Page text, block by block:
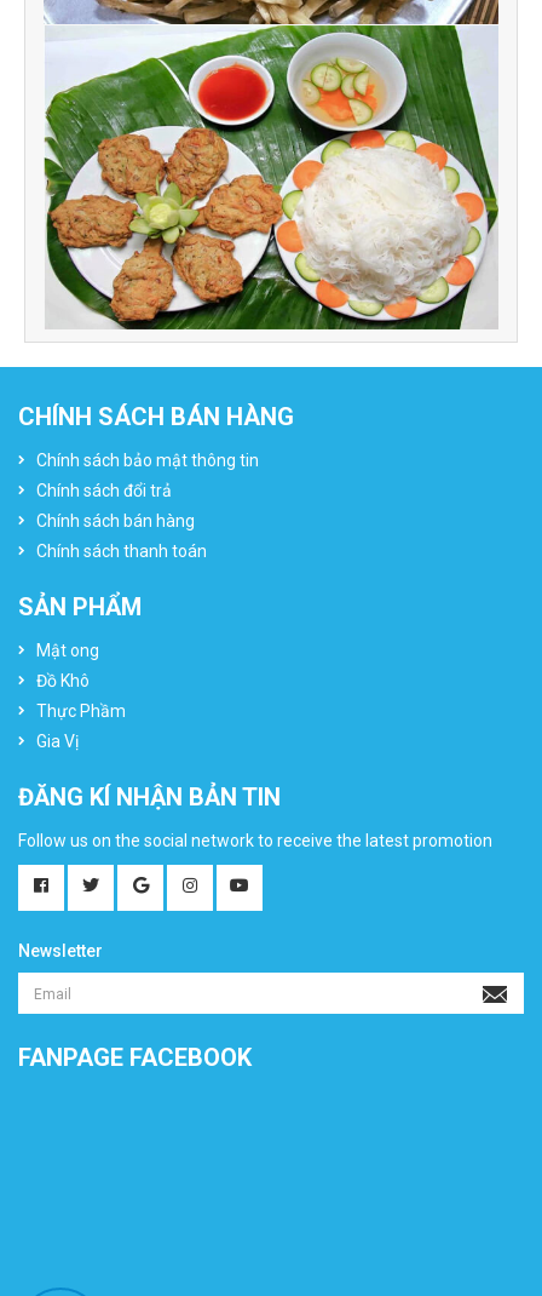
CHÍNH SÁCH BÁN HÀNG
Chính sách bảo mật thông tin
Chính sách đổi trả
Chính sách bán hàng
Chính sách thanh toán
SẢN PHẨM
Mật ong
Đồ Khô
Thực Phầm
Gia Vị
ĐĂNG KÍ NHẬN BẢN TIN
Follow us on the social network to receive the latest promotion
Newsletter
FANPAGE FACEBOOK